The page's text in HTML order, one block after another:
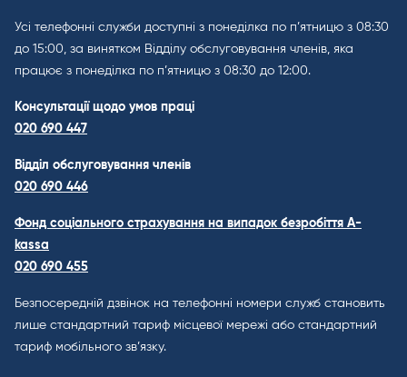
Усі телефонні служби доступні з понеділка по п’ятницю з 08:30
до 15:00, за винятком Відділу обслуговування членів, яка
працює з понеділка по п’ятницю з 08:30 до 12:00.
Консультації щодо умов праці
020 690 447
Відділ обслуговування членів
020 690 446
Фонд соціального страхування на випадок безробіття A-
kassa
020 690 455
Безпосередній дзвінок на телефонні номери служб становить
лише стандартний тариф місцевої мережі або стандартний
тариф мобільного зв’язку.